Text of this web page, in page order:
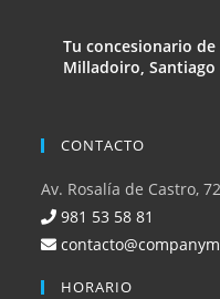
Tu concesionario
Milladoiro, Santiago
CONTACTO
Av. Rosalía de Castro,
981 53 58 81
HORARIO